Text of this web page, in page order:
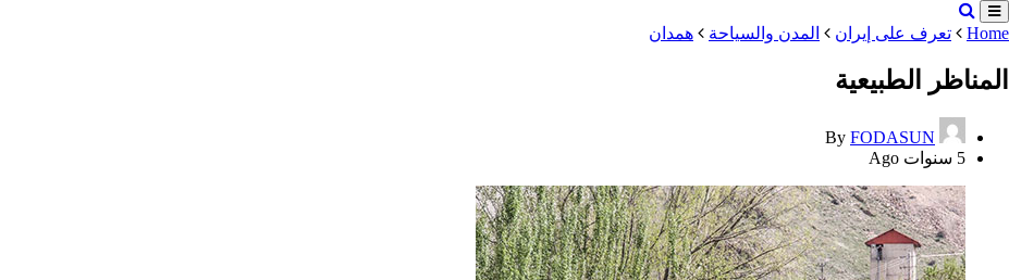
Home تعرف على إيران المدن والسياحة همدان
المناظر الطبیعیة
By FODASUN
5 سنوات Ago